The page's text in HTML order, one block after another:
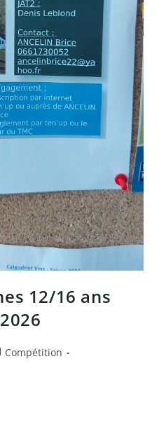
12/16 ans
Compétition